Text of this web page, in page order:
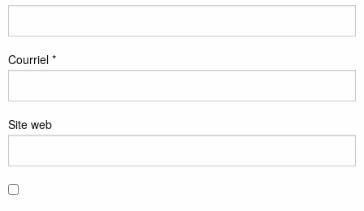
Courriel *
Site web